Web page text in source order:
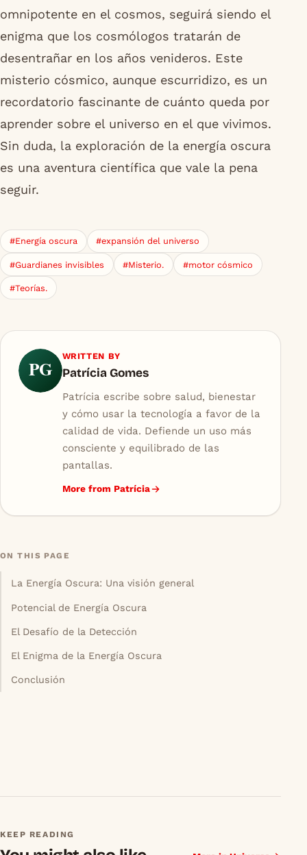
omnipotente en el cosmos, seguirá siendo el
enigma que los cosmólogos tratarán de
desentrañar en los años venideros. Este
misterio cósmico, aunque escurridizo, es un
recordatorio fascinante de cuánto queda por
aprender sobre el universo en el que vivimos.
Sin duda, la exploración de la energía oscura
es una aventura científica que vale la pena
seguir.
#Energía oscura #expansión del universo
#Guardianes invisibles #Misterio. #motor cósmico
#Teorías.
PG
WRITTEN BY
Patrícia Gomes
Patrícia escribe sobre salud, bienestar
y cómo usar la tecnología a favor de la
calidad de vida. Defiende un uso más
consciente y equilibrado de las
pantallas.
More from Patrícia
ON THIS PAGE
La Energía Oscura: Una visión general
Potencial de Energía Oscura
El Desafío de la Detección
El Enigma de la Energía Oscura
Conclusión
KEEP READING